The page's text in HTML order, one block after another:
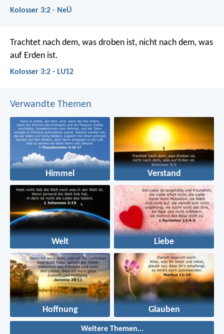
Kolosser 3:2 - NeÜ
Trachtet nach dem, was droben ist, nicht nach dem, was
auf Erden ist.
Kolosser 3:2 - LU12
Verwandte Themen
Himmel Verstand
Welt Liebe
Hoffnung Glauben
Weitere Themen...